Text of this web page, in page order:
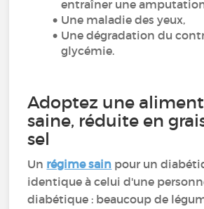
entraîner une
Une maladie des yeux,
Une dégradation du
glycémie.
Adoptez une
saine, réduite en
sel
Un régime sain pour un
identique à celui d'une
diabétique : beaucoup de